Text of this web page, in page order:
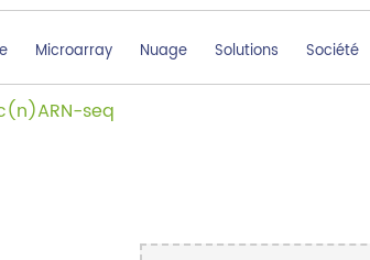
Microarray Nuage Solutions Société
seq